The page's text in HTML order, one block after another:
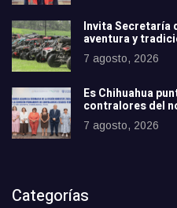
Invita Secretaría
aventura y
7 agosto, 2026
Es Chihuahua
contralores del
7 agosto, 2026
Categorías